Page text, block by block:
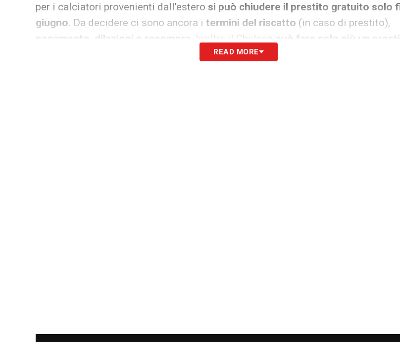
per i calciatori provenienti dall’estero si può chiudere il prestito gratuito solo
giugno. Da decidere ci sono ancora i termini del riscatto (in caso di prestito),
pagamento, dilazioni e recompra
. Inoltre il Chelsea
può fare solo più un
e quindi dovrà valutare con attenzione o il rischio è che ci si ritrovi
READ MORE